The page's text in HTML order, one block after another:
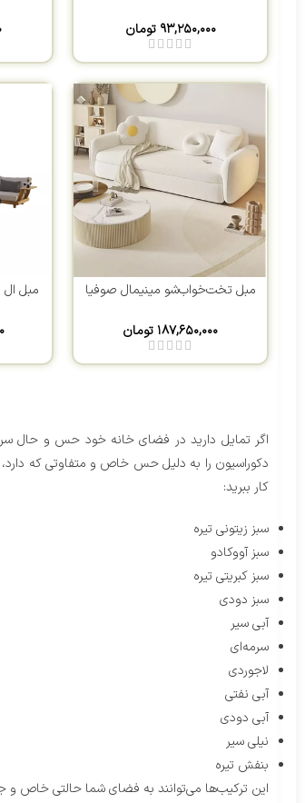
۹۳,۲۵۰,۰۰۰ تومان
مبل تخت‌خواب‌شو مینیمال صوفیا
۱۸۷,۶۵۰,۰۰۰ تومان
مبل ال
اگر تمایل دارید در فضای خانه خود حس و حال سرد
دکوراسیون را به دلیل حس خاص و متفاوتی که دارد،
کار ببرید:
سبز زیتونی تیره
سبز آووکادو
سبز کبریتی تیره
سبز دودی
آبی سیر
سرمه‌ای
لاجوردی
آبی نفتی
آبی دودی
نیلی سیر
بنفش تیره
این ترکیب‌ها می‌توانند به فضای شما حالتی خاص و